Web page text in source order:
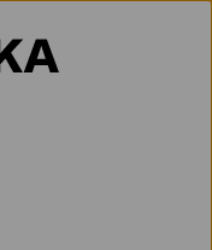
de país